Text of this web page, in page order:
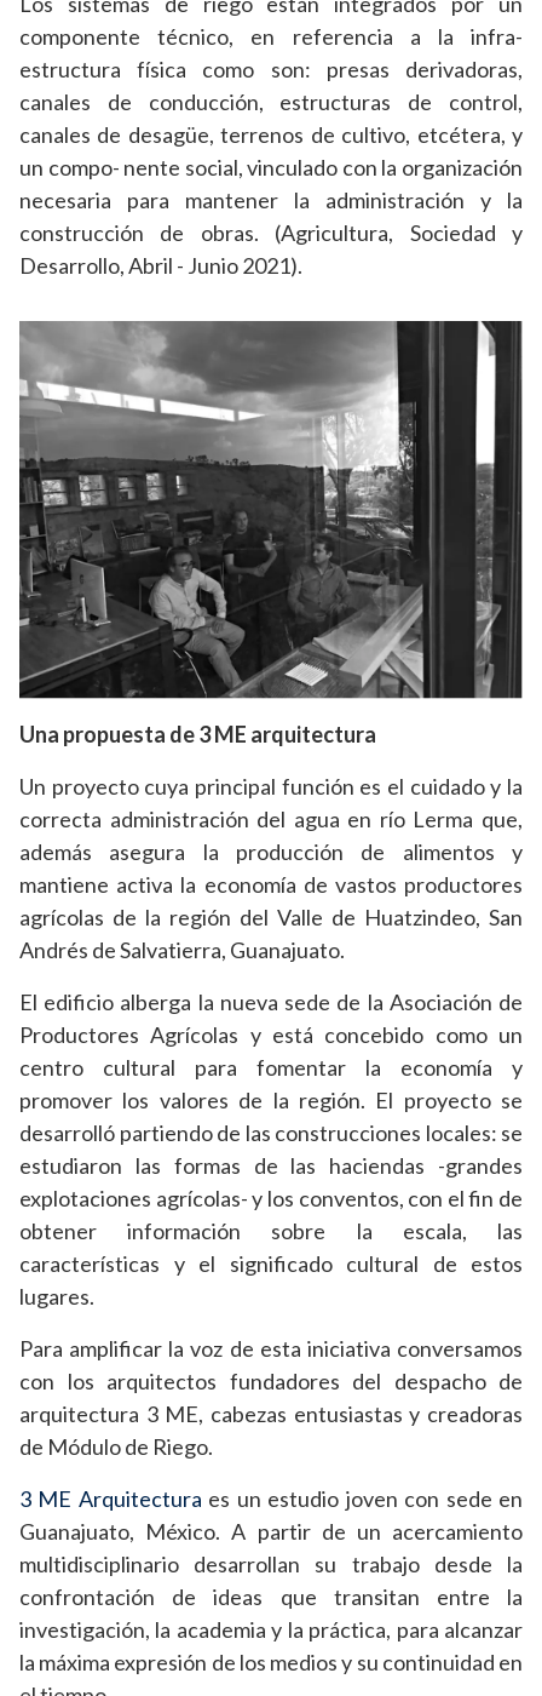
componente técnico, en referencia a la infra-
estructura física como son: presas derivadoras,
canales de conducción, estructuras de control,
canales de desagüe, terrenos de cultivo, etcétera, y
un compo- nente social, vinculado con la organización
necesaria para mantener la administración y la
construcción de obras. (Agricultura, Sociedad y
Desarrollo, Abril - Junio 2021).
Una propuesta de 3 ME arquitectura
Un proyecto cuya principal función es el cuidado y la
correcta administración del agua en río Lerma que,
además asegura la producción de alimentos y
mantiene activa la economía de vastos productores
agrícolas de la región del Valle de Huatzindeo, San
Andrés de Salvatierra, Guanajuato.
El edificio alberga la nueva sede de la Asociación de
Productores Agrícolas y está concebido como un
centro cultural para fomentar la economía y
promover los valores de la región. El proyecto se
desarrolló partiendo de las construcciones locales: se
estudiaron las formas de las haciendas -grandes
explotaciones agrícolas- y los conventos, con el fin de
obtener información sobre la escala, las
características y el significado cultural de estos
lugares.
Para amplificar la voz de esta iniciativa conversamos
con los arquitectos fundadores del despacho de
arquitectura 3 ME, cabezas entusiastas y creadoras
de Módulo de Riego.
3 ME Arquitectura es un estudio joven con sede en
Guanajuato, México. A partir de un acercamiento
multidisciplinario desarrollan su trabajo desde la
confrontación de ideas que transitan entre la
investigación, la academia y la práctica, para alcanzar
la máxima expresión de los medios y su continuidad en